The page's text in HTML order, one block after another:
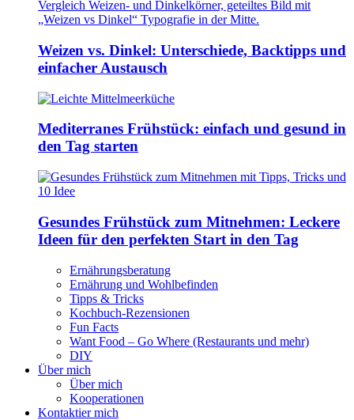
Weizen vs. Dinkel: Unterschiede, Backtipps und
einfacher Austausch
Mediterranes Frühstück: einfach und gesund in
den Tag starten
Gesundes Frühstück zum Mitnehmen: Leckere
Ideen für den perfekten Start in den Tag
Ernährungsberatung
Ernährung und Wohlbefinden
Tipps & Tricks
Kochbuch-Rezensionen
Fun Facts
Want Food – Go Where (Restaurants und mehr)
DIY
Über mich
Über mich
Kooperationen
Kontaktier mich